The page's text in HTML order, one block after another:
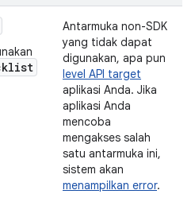
Antarmuka non-SDK
yang tidak dapat
digunakan, apa pun
level API target
aplikasi Anda. Jika
aplikasi Anda
mencoba
mengakses salah
satu antarmuka ini,
sistem akan
menampilkan error.